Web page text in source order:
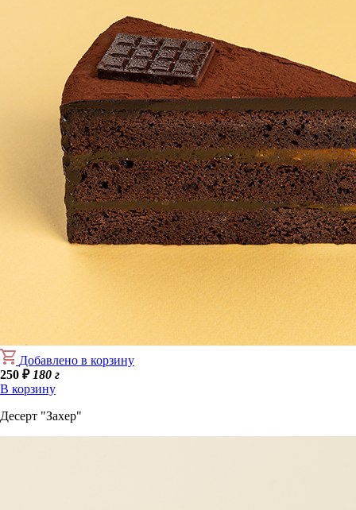
Добавлено в корзину
250 ₽ 180 г
В корзину
Десерт "Захер"